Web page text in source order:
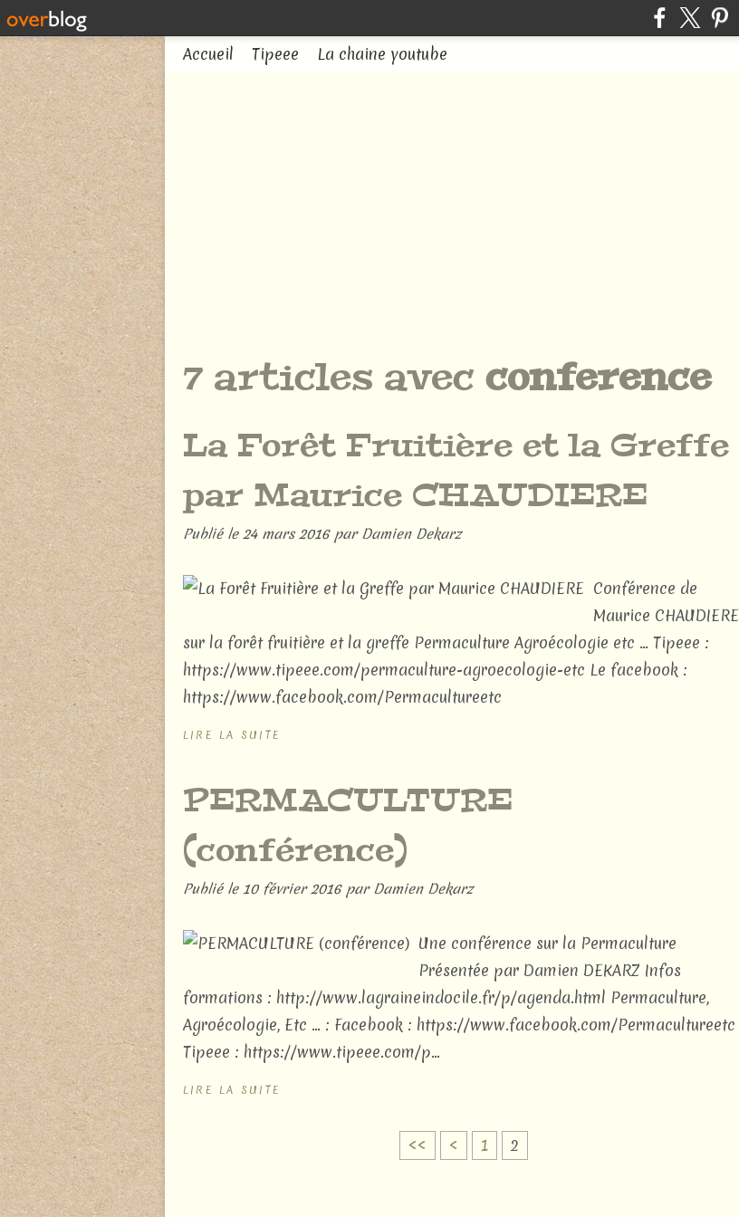
Accueil Tipeee La chaine youtube
7 articles avec conference
La Forêt Fruitière et la Greffe
par Maurice CHAUDIERE
Publié le24 mars 2016 par Damien Dekarz
Conférence de
Maurice CHAUDIERE
sur la forêt fruitière et la greffe Permaculture Agroécologie etc ... Tipeee :
https://www.tipeee.com/permaculture-agroecologie-etc Le facebook :
https://www.facebook.com/Permacultureetc
LIRE LA SUITE
PERMACULTURE
(conférence)
Publié le 10 février 2016 par Damien Dekarz
Une conférence sur la Permaculture
Présentée par Damien DEKARZ Infos
formations : http://www.lagraineindocile.fr/p/agenda.html Permaculture,
Agroécologie, Etc ... : Facebook : https://www.facebook.com/Permacultureetc
Tipeee : https://www.tipeee.com/p...
LIRE LA SUITE
<< < 1 2